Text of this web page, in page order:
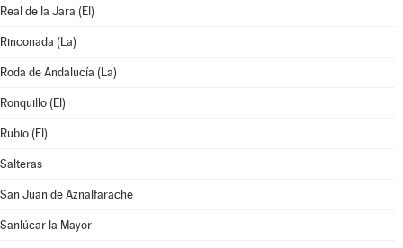
Real de la Jara (El)
Rinconada (La)
Roda de Andalucía (La)
Ronquillo (El)
Rubio (El)
Salteras
San Juan de Aznalfarache
Sanlúcar la Mayor